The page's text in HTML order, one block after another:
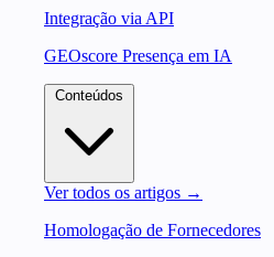
Integração via API
GEOscore Presença em IA
Ver todos os artigos →
Homologação de Fornecedores